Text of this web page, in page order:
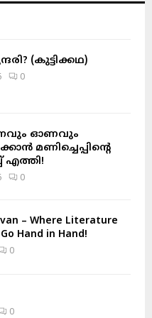
(കുട്ടിക്കഥ)
0
ഓണവും
മണിച്ചെപ്പിന്റെ
എത്തി!
0
– Where Literature
Hand in Hand!
0
0